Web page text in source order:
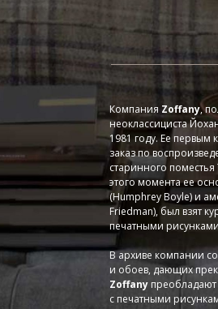
Компания Zoffany,
неоклассициста
1981 году. Ее первым
заказ по
старинного
этого момента ее
(Humphrey Boyle) и
Friedman), был взят
печатными
В архиве компании
и обоев, дающих
Zoffany
с печатными